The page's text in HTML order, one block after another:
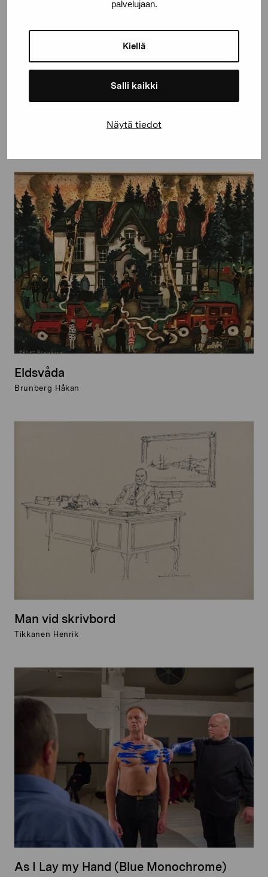
palvelujaan.
Kiellä
Salli kaikki
Näytä tiedot
Eldsvåda
Brunberg Håkan
Man vid skrivbord
Tikkanen Henrik
As I Lay my Hand (Blue Monochrome)